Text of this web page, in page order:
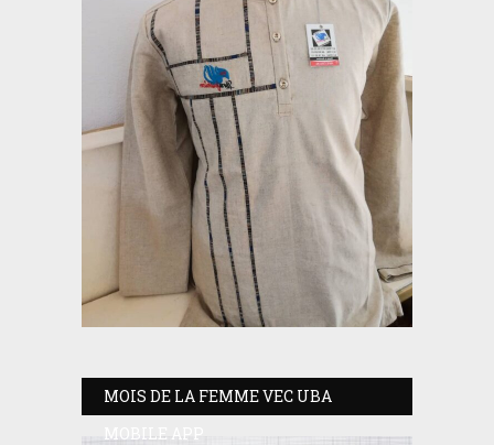
MOIS DE LA FEMME VEC UBA
MOBILE APP